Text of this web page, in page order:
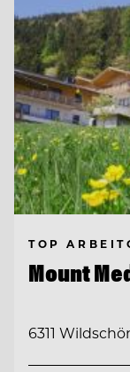
TOP
Mount
6311